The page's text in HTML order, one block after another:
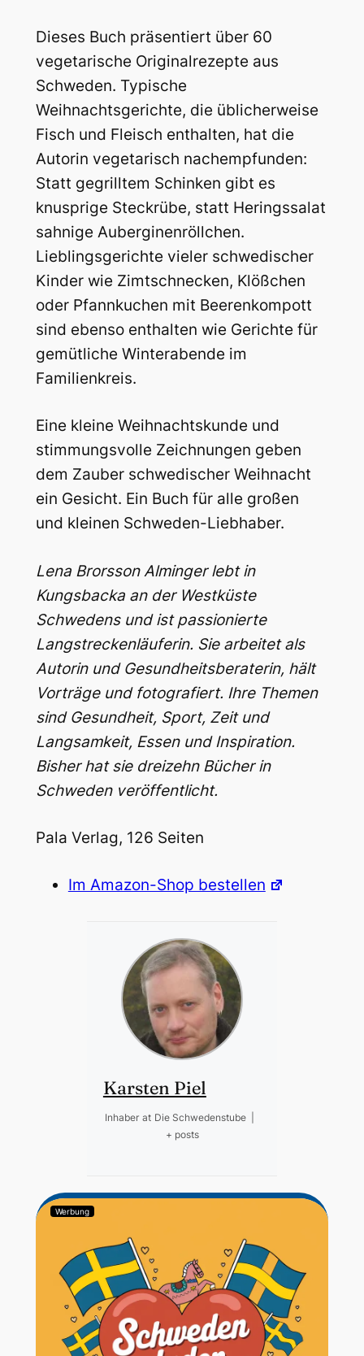
Dieses Buch präsentiert über 60
vegetarische Originalrezepte aus
Schweden. Typische
Weihnachtsgerichte, die üblicherweise
Fisch und Fleisch enthalten, hat die
Autorin vegetarisch nachempfunden:
Statt gegrilltem Schinken gibt es
knusprige Steckrübe, statt Heringssalat
sahnige Auberginenröllchen.
Lieblingsgerichte vieler schwedischer
Kinder wie Zimtschnecken, Klößchen
oder Pfannkuchen mit Beerenkompott
sind ebenso enthalten wie Gerichte für
gemütliche Winterabende im
Familienkreis.
Eine kleine Weihnachtskunde und
stimmungsvolle Zeichnungen geben
dem Zauber schwedischer Weihnacht
ein Gesicht. Ein Buch für alle großen
und kleinen Schweden-Liebhaber.
Lena Brorsson Alminger lebt in
Kungsbacka an der Westküste
Schwedens und ist passionierte
Langstreckenläuferin. Sie arbeitet als
Autorin und Gesundheitsberaterin, hält
Vorträge und fotografiert. Ihre Themen
sind Gesundheit, Sport, Zeit und
Langsamkeit, Essen und Inspiration.
Bisher hat sie dreizehn Bücher in
Schweden veröffentlicht.
Pala Verlag, 126 Seiten
Im Amazon-Shop bestellen
Karsten Piel
Inhaber at Die Schwedenstube
+ posts
Werbung